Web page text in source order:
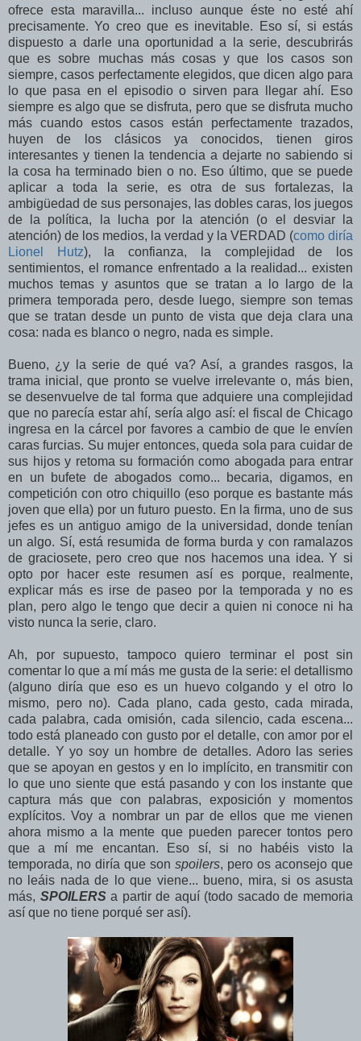
ofrece esta maravilla... incluso aunque éste no esté ahí
precisamente. Yo creo que es inevitable. Eso sí, si estás
dispuesto a darle una oportunidad a la serie, descubrirás
que es sobre muchas más cosas y que los casos son
siempre, casos perfectamente elegidos, que dicen algo para
lo que pasa en el episodio o sirven para llegar ahí. Eso
siempre es algo que se disfruta, pero que se disfruta mucho
más cuando estos casos están perfectamente trazados,
huyen de los clásicos ya conocidos, tienen giros
interesantes y tienen la tendencia a dejarte no sabiendo si
la cosa ha terminado bien o no. Eso último, que se puede
aplicar a toda la serie, es otra de sus fortalezas, la
ambigüedad de sus personajes, las dobles caras, los juegos
de la política, la lucha por la atención (o el desviar la
atención) de los medios, la verdad y la VERDAD (como diría
Lionel Hutz), la confianza, la complejidad de los
sentimientos, el romance enfrentado a la realidad... existen
muchos temas y asuntos que se tratan a lo largo de la
primera temporada pero, desde luego, siempre son temas
que se tratan desde un punto de vista que deja clara una
cosa: nada es blanco o negro, nada es simple.
Bueno, ¿y la serie de qué va? Así, a grandes rasgos, la
trama inicial, que pronto se vuelve irrelevante o, más bien,
se desenvuelve de tal forma que adquiere una complejidad
que no parecía estar ahí, sería algo así: el fiscal de Chicago
ingresa en la cárcel por favores a cambio de que le envíen
caras furcias. Su mujer entonces, queda sola para cuidar de
sus hijos y retoma su formación como abogada para entrar
en un bufete de abogados como... becaria, digamos, en
competición con otro chiquillo (eso porque es bastante más
joven que ella) por un futuro puesto. En la firma, uno de sus
jefes es un antiguo amigo de la universidad, donde tenían
un algo. Sí, está resumida de forma burda y con ramalazos
de graciosete, pero creo que nos hacemos una idea. Y si
opto por hacer este resumen así es porque, realmente,
explicar más es irse de paseo por la temporada y no es
plan, pero algo le tengo que decir a quien ni conoce ni ha
visto nunca la serie, claro.
Ah, por supuesto, tampoco quiero terminar el post sin
comentar lo que a mí más me gusta de la serie: el detallismo
(alguno diría que eso es un huevo colgando y el otro lo
mismo, pero no). Cada plano, cada gesto, cada mirada,
cada palabra, cada omisión, cada silencio, cada escena...
todo está planeado con gusto por el detalle, con amor por el
detalle. Y yo soy un hombre de detalles. Adoro las series
que se apoyan en gestos y en lo implícito, en transmitir con
lo que uno siente que está pasando y con los instante que
captura más que con palabras, exposición y momentos
explícitos. Voy a nombrar un par de ellos que me vienen
ahora mismo a la mente que pueden parecer tontos pero
que a mí me encantan. Eso sí, si no habéis visto la
temporada, no diría que son spoilers, pero os aconsejo que
no leáis nada de lo que viene... bueno, mira, si os asusta
más, SPOILERSa partir de aquí (todo sacado de memoria
así que no tiene porqué ser así).